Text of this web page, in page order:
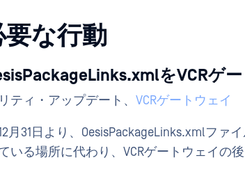
要な行動
をVCRゲ
ティ・アップデート、 VCRゲートウェイ
月31日より、OesisPackageLinks.xmlフ
いる場所に代わり、VCRゲートウェイの